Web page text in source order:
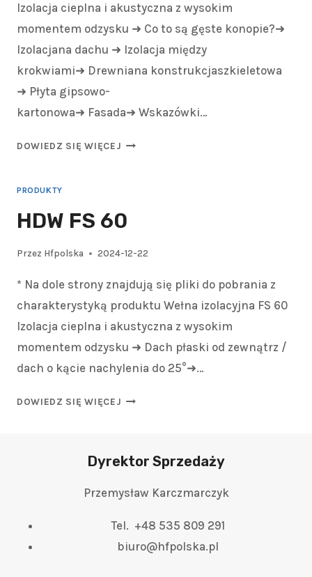
Izolacja cieplna i akustyczna z wysokim
momentem odzysku ➜ Co to są gęste konopie?➜
Izolacjana dachu ➜ Izolacja między
krokwiami➜ Drewniana konstrukcjaszkieletowa
➜ Płyta gipsowo-
kartonowa➜ Fasada➜ Wskazówki…
DOWIEDZ SIĘ WIĘCEJ
PRODUKTY
HDW FS 60
Przez Hfpolska 2024-12-22
* Na dole strony znajdują się pliki do pobrania z
charakterystyką produktu Wełna izolacyjna FS 60
Izolacja cieplna i akustyczna z wysokim
momentem odzysku ➜ Dach płaski od zewnątrz /
dach o kącie nachylenia do 25°➜…
DOWIEDZ SIĘ WIĘCEJ
Dyrektor Sprzedaży
Przemysław Karczmarczyk
Tel. +48 535 809 291
biuro@hfpolska.pl